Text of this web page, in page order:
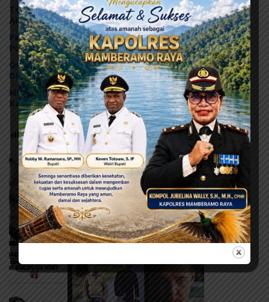
Tonny Tesar Turun ke Lapas Doyo Baru, Kebutuhan
Alkes dan Keamanan Jadi Sorotan
Pelukan dan Air Mata di Biak, Dualisme Dewan Adat
Papua Berakhir
Orang Tua Kecewa, Korban MBG Depapre
Dipulangkan Saat Masih Muntah dan Diare
MRP Tegaskan Dukungan Papua Utara: “Ini Soal
Keadilan bagi Saireri”
Post Views: 117